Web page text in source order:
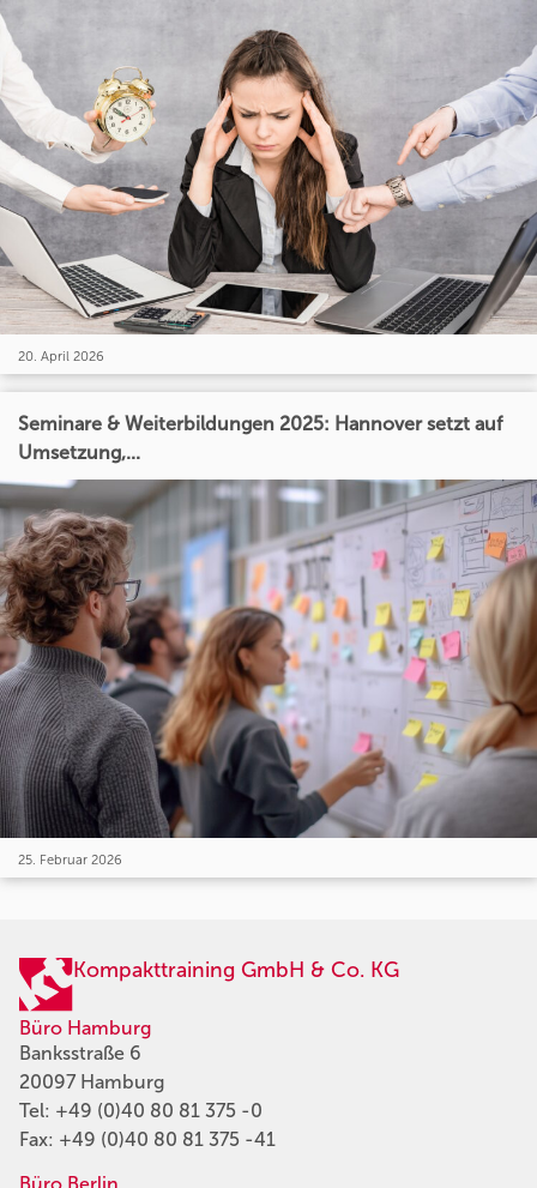
20. April 2026
Seminare & Weiterbildungen 2025: Hannover setzt auf
Umsetzung,...
25. Februar 2026
Kompakttraining GmbH & Co. KG
Büro Hamburg
Banksstraße 6
20097 Hamburg
Tel: +49 (0)40 80 81 375 -0
Fax: +49 (0)40 80 81 375 -41